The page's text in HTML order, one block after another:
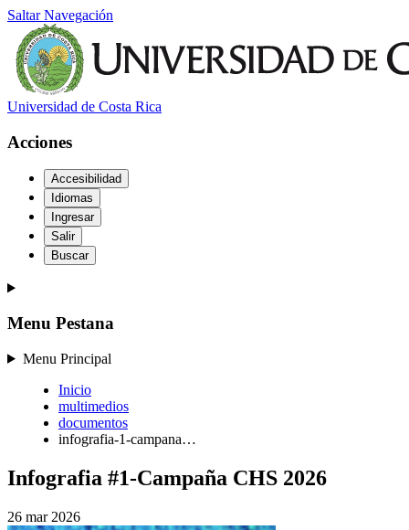
Saltar Navegación
Universidad de Costa Rica
Acciones
Accesibilidad
Idiomas
Ingresar
Salir
Buscar
Menu Pestana
Menu Principal
Inicio
multimedios
documentos
infografia-1-campana…
Infografia #1-Campaña CHS 2026
26 mar 2026